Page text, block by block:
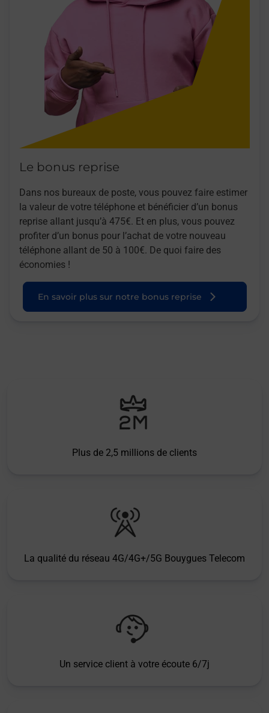
Le bonus reprise
Dans nos bureaux de poste, vous pouvez faire estimer
la valeur de votre téléphone et bénéficier d’un bonus
reprise allant jusqu’à 475€. Et en plus, vous pouvez
profiter d’un bonus pour l’achat de votre nouveau
téléphone allant de 50 à 100€. De quoi faire des
économies !
En savoir plus sur notre bonus reprise
Plus de 2,5 millions de clients
La qualité du réseau 4G/4G+/5G Bouygues Telecom
Un service client à votre écoute 6/7j